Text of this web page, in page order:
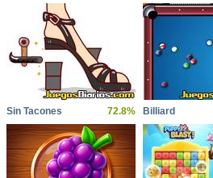
Sin Tacones 72.8% Billiard